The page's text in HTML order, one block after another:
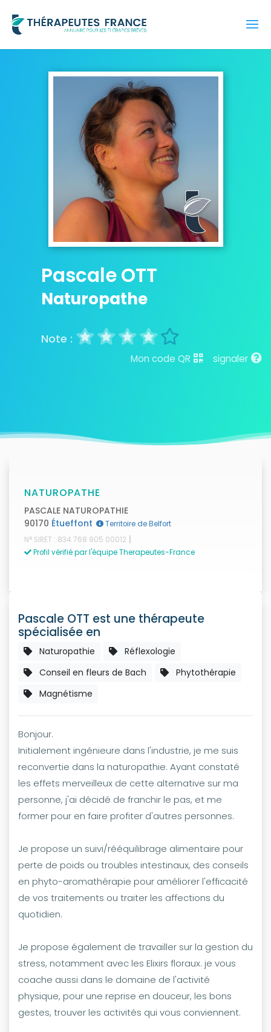
Pascale OTT
Naturopathe
signaler
Mon code QR
NATUROPATHE
PASCALE NATUROPATHIE
90170 Étueffont
Territoire de Belfort
N° SIRET : 834 768 905 00012 |
Profil vérifié par l'équipe Therapeutes-France
Pascale OTT est une thérapeute
spécialisée en
Naturopathie
Réflexologie
Conseil en fleurs de Bach
Phytothérapie
Magnétisme
Bonjour.
Initialement ingénieure dans l'industrie, je me suis
reconvertie dans la naturopathie. Ayant constaté
les effets merveilleux de cette alternative sur ma
personne, j'ai décidé de franchir le pas, et me
former pour en faire profiter d'autres personnes.
Je propose un suivi/rééquilibrage alimentaire pour
perte de poids ou troubles intestinaux, des conseils
en phyto-aromathérapie pour améliorer l'efficacité
de vos traitements ou traiter les affections du
quotidien.
Je propose également de travailler sur la gestion du
stress, notamment avec les Elixirs floraux. je vous
coache aussi dans le domaine de l'activité
physique, pour une reprise en douceur, les bons
gestes, trouver les activités qui vous conviennent.